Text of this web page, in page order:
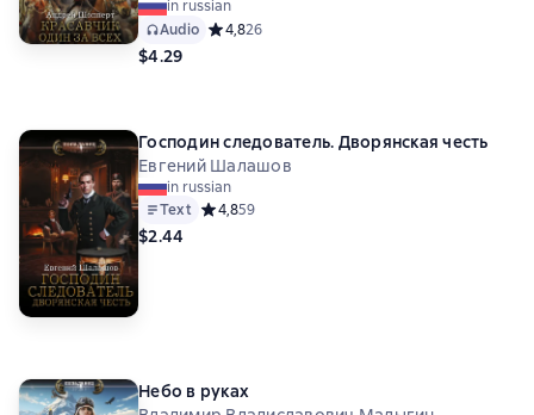
in russian
Audio Средний рейтинг 4,8 на основе 26 оценок
4,826
$4.29
Господин следователь. Дворянская честь
Евгений Шалашов
in russian
Text Средний рейтинг 4,8 на основе 59 оценок
4,859
$2.44
Небо в руках